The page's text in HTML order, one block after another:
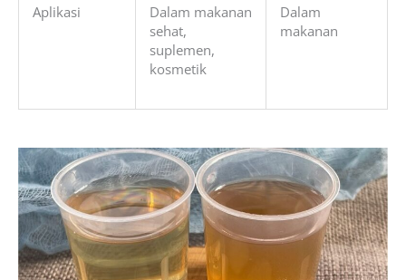
Aplikasi
Dalam makanan
sehat,
suplemen,
kosmetik
Dalam
makanan